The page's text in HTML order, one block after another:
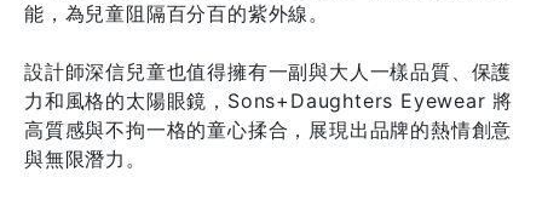
能，為兒童阻隔百分百的紫外線。
設計師深信兒童也值得擁有一副與大人一樣品質、保護
力和風格的太陽眼鏡，Sons+Daughters Eyewear 將
高質感與不拘一格的童心揉合，展現出品牌的熱情創意
與無限潛力。